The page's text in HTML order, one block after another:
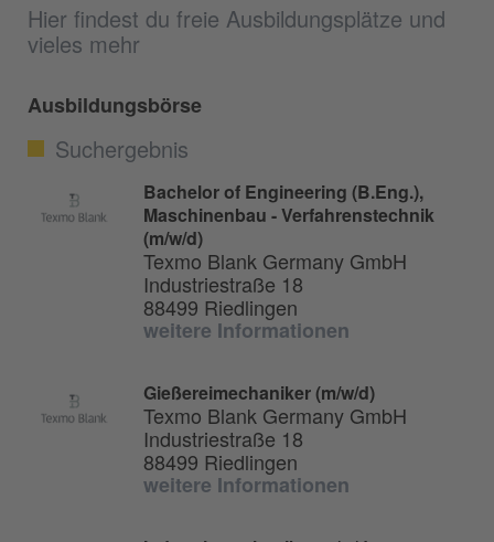
Hier findest du freie Ausbildungsplätze und
vieles mehr
Ausbildungsbörse
Suchergebnis
Bachelor of Engineering (B.Eng.),
Maschinenbau - Verfahrenstechnik
(m/w/d)
Texmo Blank Germany GmbH
Industriestraße 18
88499 Riedlingen
weitere Informationen
Gießereimechaniker (m/w/d)
Texmo Blank Germany GmbH
Industriestraße 18
88499 Riedlingen
weitere Informationen